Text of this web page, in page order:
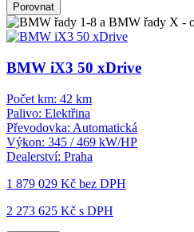
Porovnat
BMW iX3 50 xDrive
Počet km: 42 km
Palivo: Elektřina
Převodovka: Automatická
Výkon: 345 / 469 kW/HP
Dealerství: Praha
1 879 029 Kč bez DPH
2 273 625 Kč s DPH